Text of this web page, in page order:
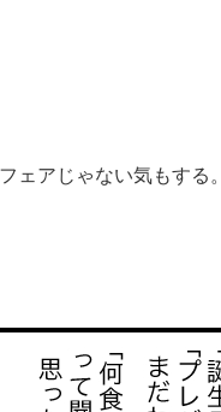
ェアじゃない気もする。